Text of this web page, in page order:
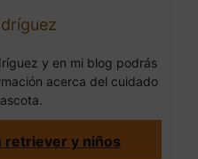
y en mi blog podrás
acerca del cuidado
retriever y niños